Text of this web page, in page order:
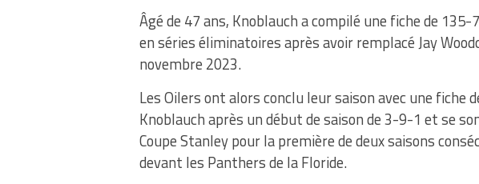
Âgé de 47 ans, Knoblauch a compilé une fiche de
en séries éliminatoires après avoir remplacé Jay
novembre 2023.
Les Oilers ont alors conclu leur saison avec une fiche
Knoblauch après un début de saison de 3-9-1 et se
Coupe Stanley pour la première de deux saisons
devant les Panthers de la Floride.